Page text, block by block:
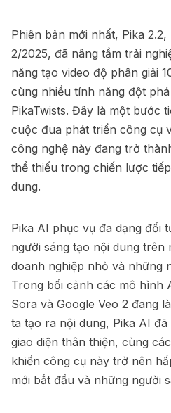
Phiên bản mới nhất, Pika
2/2025, đã nâng tầm trải
năng tạo video độ phân giải
cùng nhiều tính năng đột
PikaTwists. Đây là một bước
cuộc đua phát triển công cụ
công nghệ này đang trở
thể thiếu trong chiến lược
dung.
Pika AI phục vụ đa dạng đối
người sáng tạo nội dung trên
doanh nghiệp nhỏ và những
Trong bối cảnh các mô hình
Sora và Google Veo 2 đang
ta tạo ra nội dung, Pika AI
giao diện thân thiện, cùng
khiến công cụ này trở nên
mới bắt đầu và những người